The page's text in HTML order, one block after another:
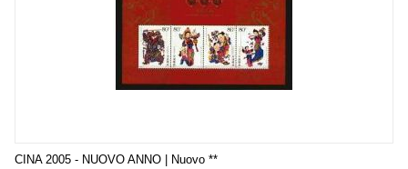
CINA 2005 - NUOVO ANNO | Nuovo **